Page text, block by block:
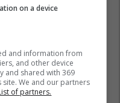
on a device
and information from
and other device
and shared with 369
We and our partners
of partners.